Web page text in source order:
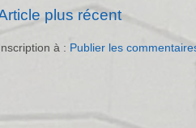
plus récent
Inscription à : Publier les